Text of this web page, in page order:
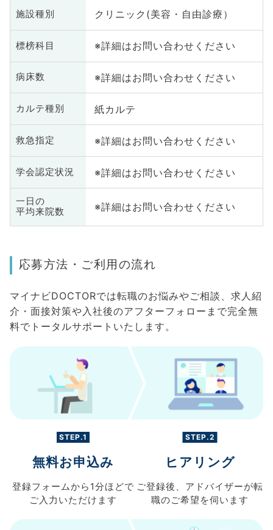
施設種別 クリニック(美容・自由診療）
標榜科目 ※詳細はお問い合わせください
病床数 ※詳細はお問い合わせください
カルテ種別 紙カルテ
救急指定 ※詳細はお問い合わせください
学会認定状況 ※詳細はお問い合わせください
一日の
平均来院数
※詳細はお問い合わせください
応募方法・ご利用の流れ
マイナビDOCTORでは転職のお悩みやご相談、求人紹
介・面接対策や入社後のアフターフォローまで完全無
料でトータルサポートいたします。
STEP.1
無料お申込み
登録フォームから 1分ほどで
ご入力 いただけます
STEP.2
ヒアリング
ご登録後、 アドバイザーが転
職のご希望を伺います